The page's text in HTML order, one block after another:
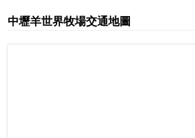
中壢羊世界牧場交通地圖